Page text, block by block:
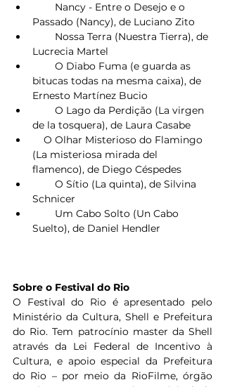
Nancy - Entre o Desejo e o
Passado (Nancy), de Luciano Zito
Nossa Terra (Nuestra Tierra), de
Lucrecia Martel
O Diabo Fuma (e guarda as
bitucas todas na mesma caixa), de
Ernesto Martínez Bucio
O Lago da Perdição (La virgen
de la tosquera), de Laura Casabe
O Olhar Misterioso do Flamingo
(La misteriosa mirada del
flamenco), de Diego Céspedes
O Sítio (La quinta), de Silvina
Schnicer
Um Cabo Solto (Un Cabo
Suelto), de Daniel Hendler
Sobre o Festival do Rio
O Festival do Rio é apresentado pelo
Ministério da Cultura, Shell e Prefeitura
do Rio. Tem patrocínio master da Shell
através da Lei Federal de Incentivo à
Cultura, e apoio especial da Prefeitura
do Rio – por meio da RioFilme, órgão